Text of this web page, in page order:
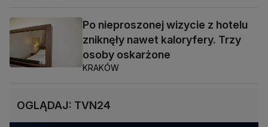
Po nieproszonej wizycie z hotelu
zniknęły nawet kaloryfery. Trzy
osoby oskarżone
KRAKÓW
OGLĄDAJ: TVN24